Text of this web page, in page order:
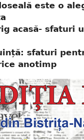
este o
acasă- sfaturi
sfaturi
anotimp